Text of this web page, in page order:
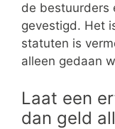
de bestuurders
gevestigd. Het
statuten is
alleen gedaan
Laat een
dan geld